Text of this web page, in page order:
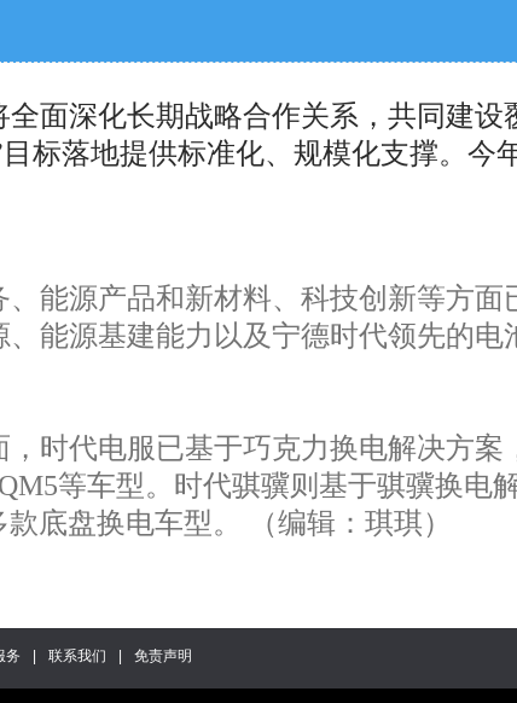
面深化长期战略合作关系，共同建设
标落地提供标准化、规模化支撑。今
能源产品和新材料、科技创新等方面
能源基建能力以及宁德时代领先的电
时代电服已基于巧克力换电解决方案
等车型。时代骐骥则基于骐骥换电
底盘换电车型。 （编辑：琪琪）
务 联系我们 免责声明